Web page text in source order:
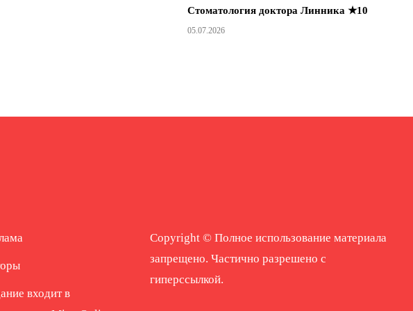
Стоматология доктора Линника ★10
05.07.2026
входит в
Copyright © Полное использование материала
запрещено. Частично разрешено с
гиперссылкой.